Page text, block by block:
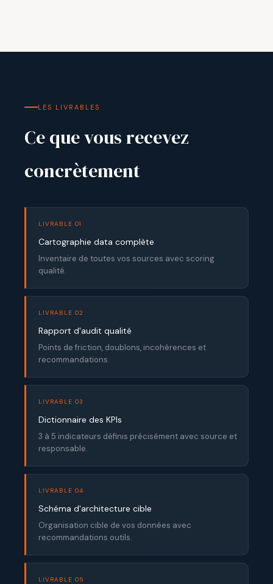
LES LIVRABLES
Ce que vous recevez
concrètement
LIVRABLE 01
Cartographie data complète
Inventaire de toutes vos sources avec scoring
qualité.
LIVRABLE 02
Rapport d'audit qualité
Points de friction, doublons, incohérences et
recommandations.
LIVRABLE 03
Dictionnaire des KPIs
3 à 5 indicateurs définis précisément avec source et
responsable.
LIVRABLE 04
Schéma d'architecture cible
Organisation cible de vos données avec
recommandations outils.
LIVRABLE 05